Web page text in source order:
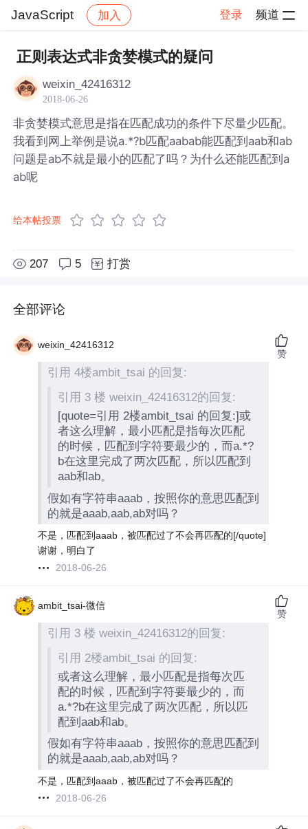
JavaScript 加入 登录 频道
社区 JavaScript 帖子详情
正则表达式非贪婪模式的疑问
weixin_42416312
2018-06-26
非贪婪模式意思是指在匹配成功的条件下尽量少匹配。
我看到网上举例是说a.*?b匹配aabab能匹配到aab和ab
问题是ab不就是最小的匹配了吗？为什么还能匹配到a
ab呢
给本帖投票
207 5 打赏
全部评论
weixin_42416312
引用 4楼ambit_tsai 的回复:
引用 3 楼 weixin_42416312的回复:
[quote=引用 2楼ambit_tsai 的回复:]或
者这么理解，最小匹配是指每次匹配
的时候，匹配到字符要最少的，而a.*?
b在这里完成了两次匹配，所以匹配到
aab和ab。
假如有字符串aaab，按照你的意思匹配到
的就是aaab,aab,ab对吗？
不是，匹配到aaab，被匹配过了不会再匹配的[/quote]
谢谢，明白了
2018-06-26
赞
ambit_tsai-微信
引用 3 楼 weixin_42416312的回复:
引用 2楼ambit_tsai 的回复:
或者这么理解，最小匹配是指每次匹
配的时候，匹配到字符要最少的，而
a.*?b在这里完成了两次匹配，所以匹
配到aab和ab。
假如有字符串aaab，按照你的意思匹配到
的就是aaab,aab,ab对吗？
不是，匹配到aaab，被匹配过了不会再匹配的
2018-06-26
赞